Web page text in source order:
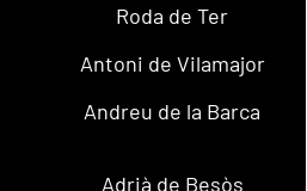
Roda de Ter
Antoni de Vilamajor
Andreu de la Barca
Adrià de Besòs